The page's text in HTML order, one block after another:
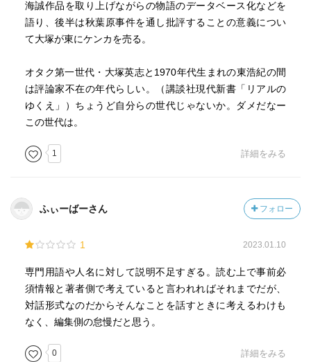
海誠作品を取り上げながらの物語のデータベース化などを
語り、後半は秋葉原事件を通し批評することの意義につい
て大塚が東にケンカを売る。
オタク第一世代・大塚英志と1970年代生まれの東浩紀の間
は評論家不在の年代らしい。（講談社現代新書「リアルの
ゆくえ」）ちょうど自分らの世代じゃないか。ダメだなー
この世代は。
1 詳細をみる
ふぃーばーさん フォロー
1 2023.01.10
専門用語や人名に対して説明不足すぎる。読む上で事前必
須情報と著者側で考えていると言われればそれまでだが、
対話形式なのだからそんなことを話すときに考えるわけも
なく、編集側の怠慢だと思う。
0 詳細をみる